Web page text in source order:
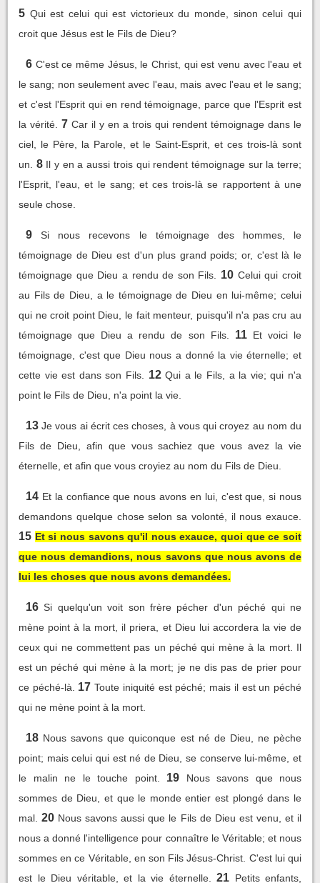
5 Qui est celui qui est victorieux du monde, sinon celui qui
croit que Jésus est le Fils de Dieu?
6 C'est ce même Jésus, le Christ, qui est venu avec l'eau et
le sang; non seulement avec l'eau, mais avec l'eau et le sang;
et c'est l'Esprit qui en rend témoignage, parce que l'Esprit est
la vérité. 7 Car il y en a trois qui rendent témoignage dans le
ciel, le Père, la Parole, et le Saint-Esprit, et ces trois-là sont
un.
8 Il y en a aussi trois qui rendent témoignage sur la terre;
l'Esprit, l'eau, et le sang; et ces trois-là se rapportent à une
seule chose.
9
Si nous recevons le témoignage des hommes, le
témoignage de Dieu est d'un plus grand poids; or, c'est là le
témoignage que Dieu a rendu de son Fils.
10 Celui qui croit
au Fils de Dieu, a le témoignage de Dieu en lui-même; celui
qui ne croit point Dieu, le fait menteur, puisqu'il n'a pas cru au
témoignage que Dieu a rendu de son Fils.
11 Et voici le
témoignage, c'est que Dieu nous a donné la vie éternelle; et
cette vie est dans son Fils.
12 Qui a le Fils, a la vie; qui n'a
point le Fils de Dieu, n'a point la vie.
13 Je vous ai écrit ces choses, à vous qui croyez au nom du
Fils de Dieu, afin que vous sachiez que vous avez la vie
éternelle, et afin que vous croyiez au nom du Fils de Dieu.
14 Et la confiance que nous avons en lui, c'est que, si nous
demandons quelque chose selon sa volonté, il nous exauce.
15 Et si nous savons qu'il nous exauce, quoi que ce soit
que nous demandions, nous savons que nous avons de
lui les choses que nous avons demandées.
16 Si quelqu'un voit son frère pécher d'un péché qui ne
mène point à la mort, il priera, et Dieu lui accordera la vie de
ceux qui ne commettent pas un péché qui mène à la mort. Il
est un péché qui mène à la mort; je ne dis pas de prier pour
ce péché-là.
17 Toute iniquité est péché; mais il est un péché
qui ne mène point à la mort.
18 Nous savons que quiconque est né de Dieu, ne pèche
point; mais celui qui est né de Dieu, se conserve lui-même, et
le malin ne le touche point.
19
Nous savons que nous
sommes de Dieu, et que le monde entier est plongé dans le
mal. 20 Nous savons aussi que le Fils de Dieu est venu, et il
nous a donné l'intelligence pour connaître le Véritable; et nous
sommes en ce Véritable, en son Fils Jésus-Christ. C'est lui qui
est le Dieu véritable, et la vie éternelle.
21 Petits enfants,